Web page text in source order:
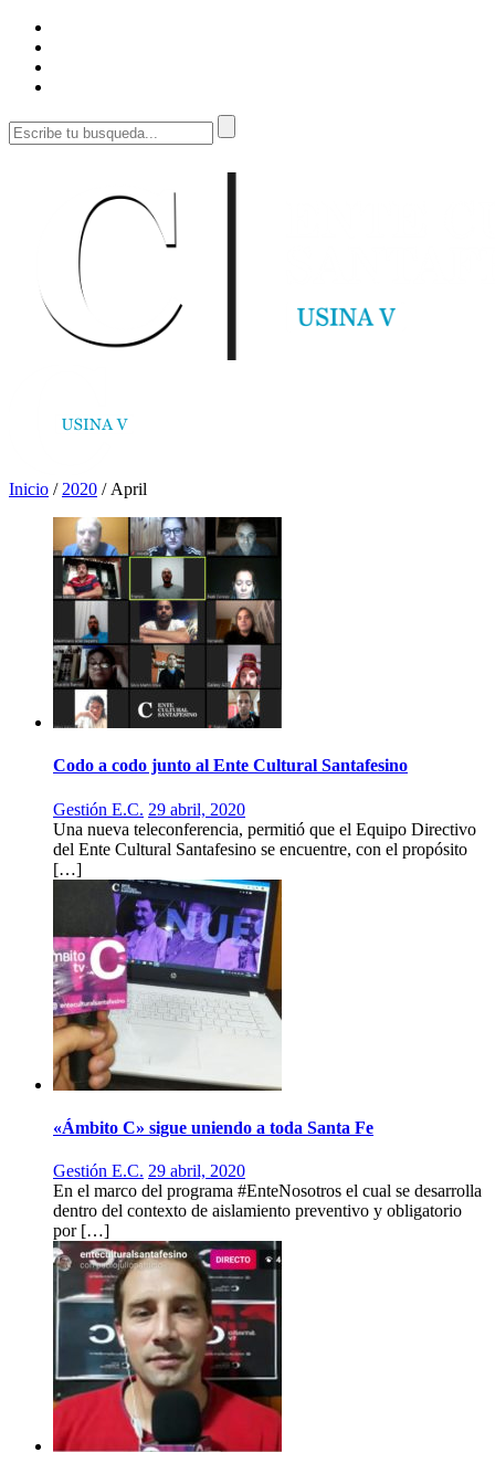
Inicio / 2020 / April
Codo a codo junto al Ente Cultural Santafesino
Gestión E.C. 29 abril, 2020
Una nueva teleconferencia, permitió que el Equipo Directivo
del Ente Cultural Santafesino se encuentre, con el propósito
[…]
«Ámbito C» sigue uniendo a toda Santa Fe
Gestión E.C. 29 abril, 2020
En el marco del programa #EnteNosotros el cual se desarrolla
dentro del contexto de aislamiento preventivo y obligatorio
por […]